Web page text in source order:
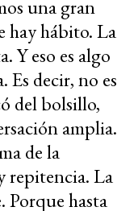
una gran
hay hábito. La
Y eso es algo
Es decir, no es
del bolsillo,
amplia.
de la
repitencia. La
hasta